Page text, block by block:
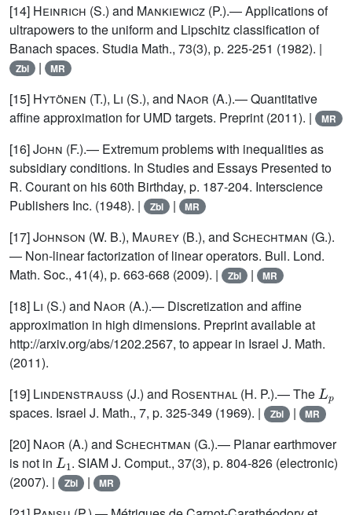
[14] Heinrich (S.) and Mankiewicz (P.).— Applications of
ultrapowers to the uniform and Lipschitz classification of
Banach spaces. Studia Math., 73(3), p. 225-251 (1982). |
Zbl | MR
[15] Hytönen (T.), Li (S.), and Naor (A.).— Quantitative
affine approximation for UMD targets. Preprint (2011). |
MR
[16]John (F.).— Extremum problems with inequalities as
subsidiary conditions. In Studies and Essays Presented to
R. Courant on his 60th Birthday, p. 187-204. Interscience
Publishers Inc. (1948). |
Zbl | MR
[17]Johnson (W. B.), Maurey (B.), and Schechtman (G.).
— Non-linear factorization of linear operators. Bull. Lond.
Math. Soc., 41(4), p. 663-668 (2009). |
Zbl | MR
[18] Li (S.) and Naor (A.).— Discretization and affine
approximation in high dimensions. Preprint available at
http://arxiv.org/abs/1202.2567, to appear in Israel J. Math.
(2011).
[19] Lindenstrauss (J.) and Rosenthal (H. P.).— The
spaces. Israel J. Math., 7, p. 325-349 (1969). | Zbl | MR
[20] Naor (A.) and Schechtman (G.).— Planar earthmover
is not in
L 1
. SIAM J. Comput., 37(3), p. 804-826 (electronic)
(2007). |
Zbl | MR